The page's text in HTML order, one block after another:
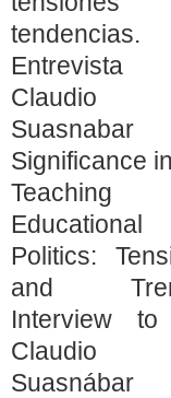
tendencias.
Entrevista
Claudio
Significance
Educational
Politics:
and
Interview
Claudio
Suasnábar